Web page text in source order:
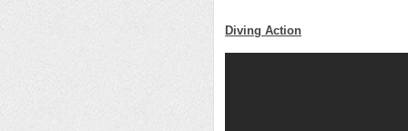
Diving Action